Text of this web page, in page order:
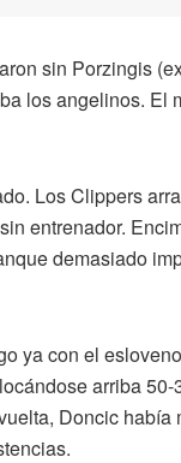
sin Porzingis
los angelinos. El
Los Clippers
entrenador.
demasiado
ya con el
arriba
Doncic había